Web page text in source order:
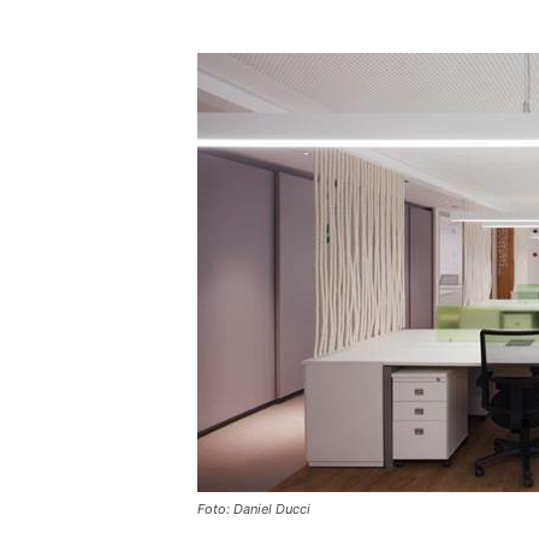
Foto: Daniel Ducci